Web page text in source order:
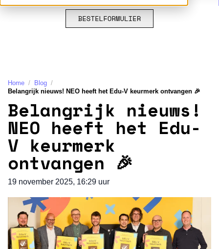
Home
Blog
Belangrijk nieuws! NEO heeft het Edu-V keurmerk ontvangen 🎉
Belangrijk nieuws!
NEO heeft het Edu-
V keurmerk
ontvangen 🎉
19 november 2025, 16:29 uur